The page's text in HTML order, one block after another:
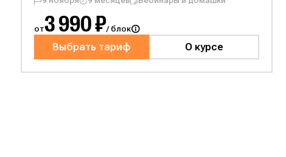
ЦЕЛЬ
от3 990 ₽/ блок
Выбрать тариф О курсе